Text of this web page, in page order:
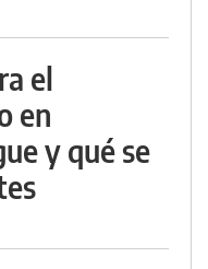
el
en
y qué se